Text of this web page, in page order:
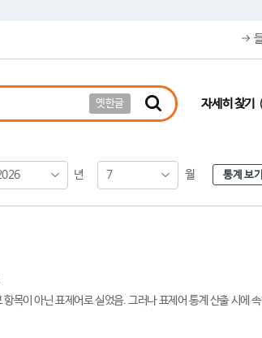
옛한글 자세히 찾기
년 7 월 통계 보기
목이 아닌 표제어로 실었음. 그러나 표제어 통계 산출 시에